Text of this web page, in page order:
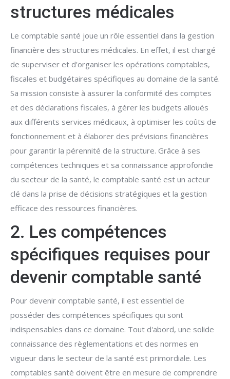
structures médicales
Le comptable santé joue un rôle essentiel dans la gestion
financière des structures médicales. En effet, il est chargé
de superviser et d'organiser les opérations comptables,
fiscales et budgétaires spécifiques au domaine de la santé.
Sa mission consiste à assurer la conformité des comptes
et des déclarations fiscales, à gérer les budgets alloués
aux différents services médicaux, à optimiser les coûts de
fonctionnement et à élaborer des prévisions financières
pour garantir la pérennité de la structure. Grâce à ses
compétences techniques et sa connaissance approfondie
du secteur de la santé, le comptable santé est un acteur
clé dans la prise de décisions stratégiques et la gestion
efficace des ressources financières.
2. Les compétences
spécifiques requises pour
devenir comptable santé
Pour devenir comptable santé, il est essentiel de
posséder des compétences spécifiques qui sont
indispensables dans ce domaine. Tout d'abord, une solide
connaissance des règlementations et des normes en
vigueur dans le secteur de la santé est primordiale. Les
comptables santé doivent être en mesure de comprendre